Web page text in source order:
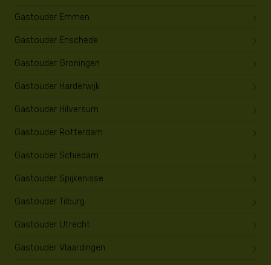
Gastouder Emmen
Gastouder Enschede
Gastouder Groningen
Gastouder Harderwijk
Gastouder Hilversum
Gastouder Rotterdam
Gastouder Schiedam
Gastouder Spijkenisse
Gastouder Tilburg
Gastouder Utrecht
Gastouder Vlaardingen